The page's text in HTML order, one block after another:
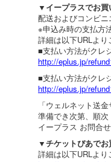
▼イープラスでお買
配送およびコンビニ
※申込み時の支払方
詳細は以下URLより
■支払い方法がクレ
http://eplus.jp/
■支払い方法がクレ
http://eplus.jp/
「ウェルネット送
準備でき次第、順
イープラス お問合せ
▼チケットぴあでお
詳細は以下URLより